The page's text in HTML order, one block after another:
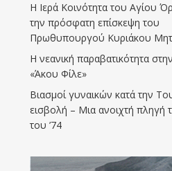
Η Ιερά Κοινότητα του Αγίου
την πρόσφατη επίσκεψη του
Πρωθυπουργού Κυριάκου
Η νεανική παραβατικότητα
«Άκου Φίλε»
Βιασμοί γυναικών κατά την
εισβολή – Μια ανοιχτή πληγή
του ’74